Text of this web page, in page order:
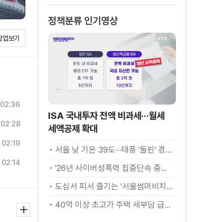
업보기
02:36
02:28
02:19
02:14
정책분류 인기영상
ISA 국내투자 전액 비과세···월세
세액공제 확대
서울 낮 기온 39도···태풍 '돌핀' 경로 변수
'26년 사이버성폭력 집중단속 중간성과 발표···향후 추진계획은?
도심서 피서 즐기는 '서울썸머비치' 인기몰이
40억 이상 초고가 주택 세부담 급증···실수요자 보호 강화